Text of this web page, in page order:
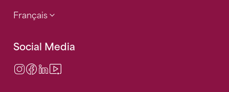
Français
Social Media
Instagram
Facebook
LinkedIn